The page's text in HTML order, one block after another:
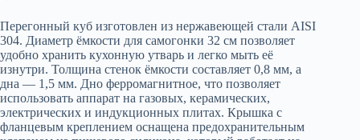
Перегонный куб изготовлен из нержавеющей стали AISI
304. Диаметр ёмкости для самогонки 32 см позволяет
удобно хранить кухонную утварь и легко мыть её
изнутри. Толщина стенок ёмкости составляет 0,8 мм, а
дна — 1,5 мм. Дно ферромагнитное, что позволяет
использовать аппарат на газовых, керамических,
электрических и индукционных плитах. Крышка с
фланцевым креплением оснащена предохранительным